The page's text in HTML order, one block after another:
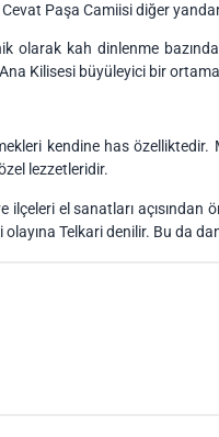
Paşa Camiisi diğer
olarak kah dinlenme
Kilisesi büyüleyici bir
kendine has özelliktedir.
lezzetleridir.
ilçeleri el sanatları
olayına Telkari denilir. Bu da